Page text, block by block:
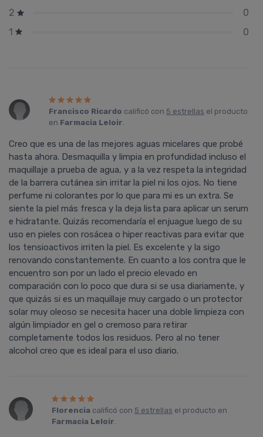
2
0
1
0
Francisco Ricardo calificó con 5 estrellas el producto
en Farmacia Leloir.
Creo que es una de las mejores aguas micelares que probé
hasta ahora. Desmaquilla y limpia en profundidad incluso el
maquillaje a prueba de agua, y a la vez respeta la integridad
de la barrera cutánea sin irritar la piel ni los ojos. No tiene
perfume ni colorantes por lo que para mi es un extra. Se
siente la piel más fresca y la deja lista para aplicar un serum
e hidratante. Quizás recomendaría el enjuague luego de su
uso en pieles con rosácea o hiper reactivas para evitar que
los tensioactivos irriten la piel. Es excelente y la sigo
renovando constantemente. En cuanto a los contra que le
encuentro son por un lado el precio elevado en
comparación con lo poco que dura si se usa diariamente, y
que quizás si es un maquillaje muy cargado o un protector
solar muy oleoso se necesita hacer una doble limpieza con
algún limpiador en gel o cremoso para retirar
completamente todos los residuos. Pero al no tener
alcohol creo que es ideal para el uso diario.
Florencia calificó con 5 estrellas el producto en
Farmacia Leloir.